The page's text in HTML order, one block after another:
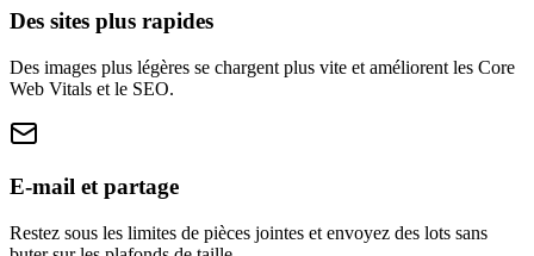
Des sites plus rapides
Des images plus légères se chargent plus vite et améliorent les Core
Web Vitals et le SEO.
E-mail et partage
Restez sous les limites de pièces jointes et envoyez des lots sans